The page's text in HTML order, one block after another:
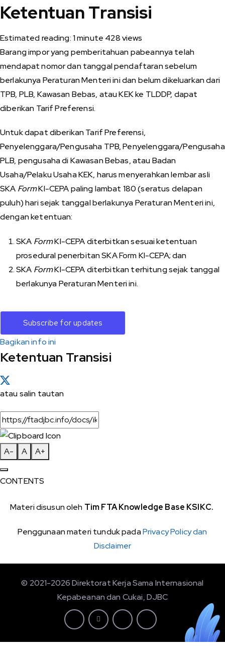
Ketentuan Transisi
Estimated reading: 1 minute 428 views
Barang impor yang pemberitahuan pabeannya telah
mendapat nomor dan tanggal pendaftaran sebelum
berlakunya Peraturan Menteri ini dan belum dikeluarkan dari
TPB, PLB, Kawasan Bebas, atau KEK ke TLDDP, dapat
diberikan Tarif Preferensi.
Untuk dapat diberikan Tarif Preferensi,
Penyelenggara/Pengusaha TPB, Penyelenggara/Pengusaha
PLB, pengusaha di Kawasan Bebas, atau Badan
Usaha/Pelaku Usaha KEK, harus menyerahkan lembar asli
SKA FormKI-CEPA paling lambat 180 (seratus delapan
puluh) hari sejak tanggal berlakunya Peraturan Menteri ini,
dengan ketentuan:
SKA FormKI-CEPA diterbitkan sesuai ketentuan
prosedural penerbitan SKA Form KI-CEPA; dan
SKA FormKI-CEPA diterbitkan terhitung sejak tanggal
berlakunya Peraturan Menteri ini.
Subscribe for updates
Bagikan info ini
Ketentuan Transisi
atau salin tautan
A- A A+
CONTENTS
Materi disusun oleh Tim FTA Knowledge Base KSIKC.
Penggunaan materi tunduk padaPrivacy Policy dan
Disclaimer
© 2021-2026 Direktorat Kerja Sama Internasional
Kepabeanan dan Cukai, DJBC